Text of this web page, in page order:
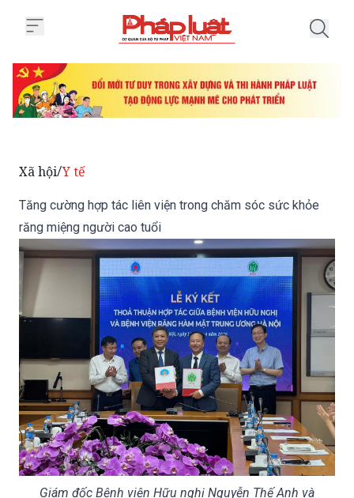
Xã hội/Y tế
Tăng cường hợp tác liên viện trong chăm sóc sức khỏe
răng miệng người cao tuổi
Giám đốc Bệnh viện Hữu nghị Nguyễn Thế Anh và